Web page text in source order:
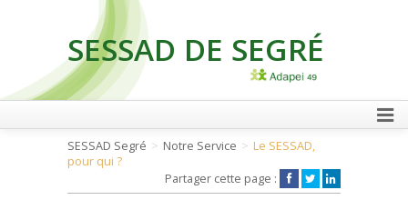
SESSAD DE SEGRÉ
FAIRE UN DON
SESSAD Segré Notre Service
Le SESSAD,
pour qui ?
Partager cette page :